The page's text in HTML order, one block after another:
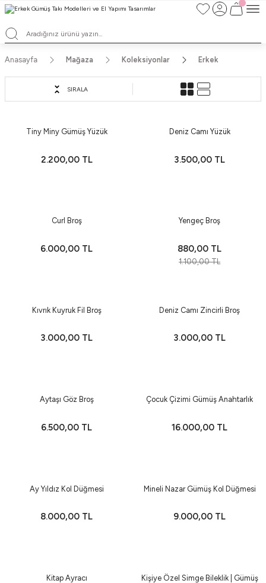
TÜM ALIŞVERİŞLERDE ÜCRETSİZ KARGO ve TAKSİT İMKANLARI
L'EA'NIN BÜYÜLÜ DÜNYASINA HOŞ GELDİNİZ
HER BİR L'EA ÖMÜR BOYU SAKLAYACAĞINIZ ANLAMLI BİR PARÇA
TEK ÜRETİM EL YAPIMI TASARIMLAR
Anasayfa Mağaza Koleksiyonlar Erkek
SIRALA
Tiny Miny Gümüş Yüzük
2.200,00 TL
Deniz Camı Yüzük
3.500,00 TL
Curl Broş
6.000,00 TL
Yengeç Broş
880,00 TL
1.100,00 TL
Kıvrık Kuyruk Fil Broş
3.000,00 TL
Deniz Camı Zincirli Broş
3.000,00 TL
Aytaşı Göz Broş
6.500,00 TL
Çocuk Çizimi Gümüş Anahtarlık
16.000,00 TL
Ay Yıldız Kol Düğmesi
8.000,00 TL
Mineli Nazar Gümüş Kol Düğmesi
9.000,00 TL
Kitap Ayracı
Kişiye Özel Simge Bileklik | Gümüş